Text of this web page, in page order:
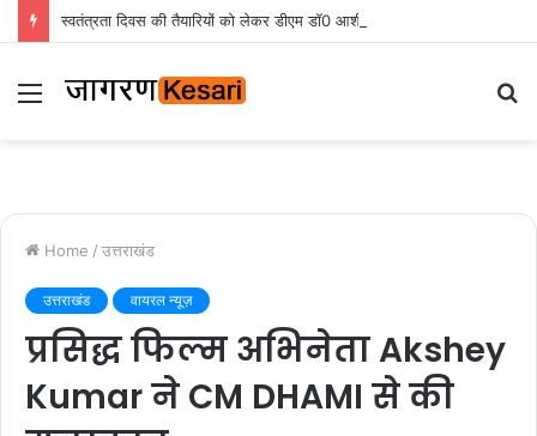
Menu
Home / उत्तराखंड
उत्तराखंड वायरल न्यूज़
प्रसिद्ध फिल्म अभिनेता Akshey
Kumar ने CM DHAMI से की